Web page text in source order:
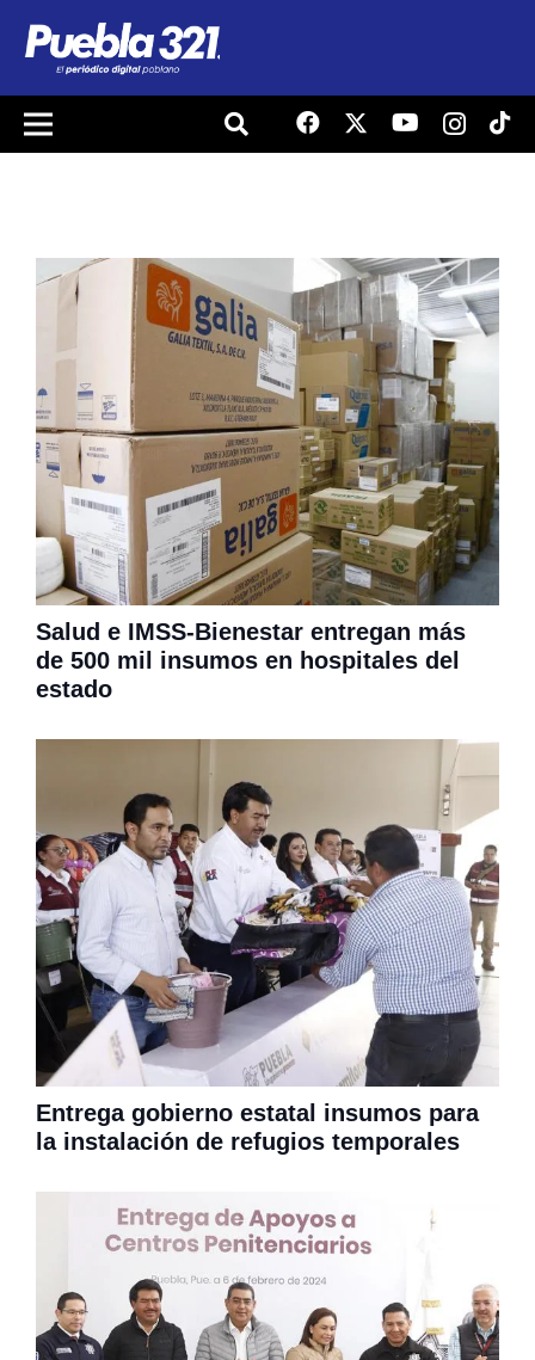
Salud e IMSS-Bienestar entregan más
de 500 mil insumos en hospitales del
estado
Entrega gobierno estatal insumos para
la instalación de refugios temporales